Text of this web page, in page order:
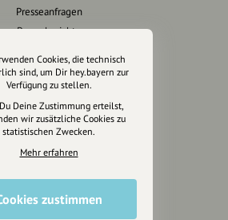
Presseanfragen
Presseberichte
Euch
Fotografie & mehr
Marketing
Design & Branding
Anakin Design
Cookies, die technisch
sind, um Dir hey.bayern zur
Verfügung zu stellen.
Deine Zustimmung erteilst,
wir zusätzliche Cookies zu
statistischen Zwecken.
Mehr erfahren
zustimmen